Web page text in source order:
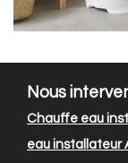
Nous
Chauffe eau
eau installateur